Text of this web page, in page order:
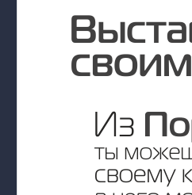
Турникет п/а SA-401-Е300-MF